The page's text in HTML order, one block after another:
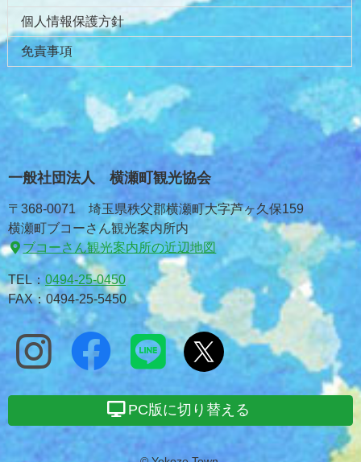
個人情報保護方針
免責事項
一般社団法人 横瀬町観光協会
〒368-0071 埼玉県秩父郡横瀬町大字芦ヶ久保159
横瀬町ブコーさん観光案内所内
ブコーさん観光案内所の近辺地図
TEL： 0494-25-0450
FAX：0494-25-5450
PC版に切り替える